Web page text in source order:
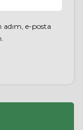
e-posta